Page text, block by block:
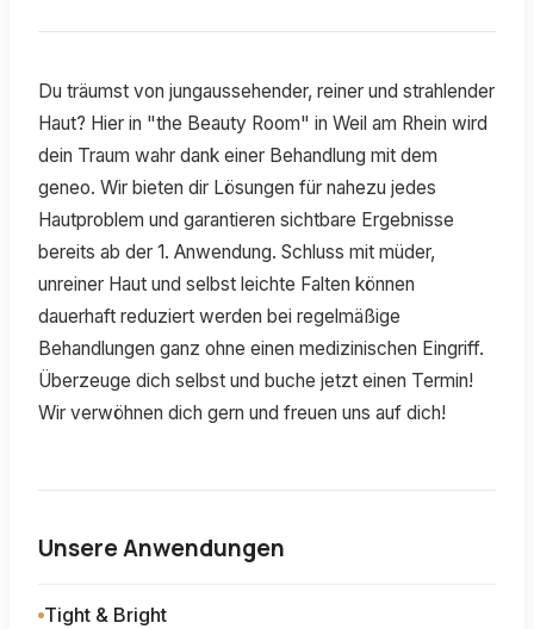
Du träumst von jungaussehender, reiner und strahlender
Haut? Hier in "the Beauty Room" in Weil am Rhein wird
dein Traum wahr dank einer Behandlung mit dem
geneo. Wir bieten dir Lösungen für nahezu jedes
Hautproblem und garantieren sichtbare Ergebnisse
bereits ab der 1. Anwendung. Schluss mit müder,
unreiner Haut und selbst leichte Falten können
dauerhaft reduziert werden bei regelmäßige
Behandlungen ganz ohne einen medizinischen Eingriff.
Überzeuge dich selbst und buche jetzt einen Termin!
Wir verwöhnen dich gern und freuen uns auf dich!
Unsere Anwendungen
Tight & Bright